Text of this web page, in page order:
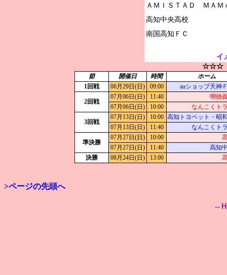
ＡＭＩＳＴＡＤ　ＭＡＭ
高知中央高校
イ
☆☆☆
節 開催日 時間
ホーム
1回戦
06月29日(日) 09:00 auショップ天神
2回戦
07月06日(日) 11:40
明徳
07月06日(日)
10:00 なんこくト
3回戦
07月13日(日) 10:00 高知トヨペット・昭
07月13日(日)
11:40 なんこくト
準決勝
07月27日(日) 10:00
07月27日(日)
11:40
高知
決勝
08月24日(日) 13:00
>ページの先頭へ
--